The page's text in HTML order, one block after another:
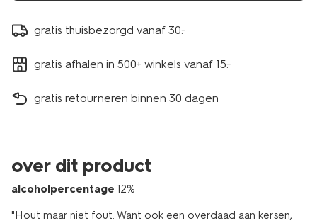
gratis thuisbezorgd vanaf 30.-
gratis afhalen in 500+ winkels vanaf 15.-
gratis retourneren binnen 30 dagen
over dit product
alcoholpercentage 12%
"Hout maar niet fout. Want ook een overdaad aan kersen,